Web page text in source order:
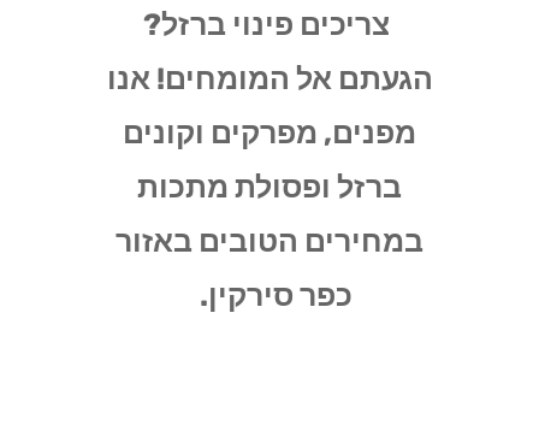
צריכים פינוי ברזל?
הגעתם אל המומחים! אנו
מפנים, מפרקים וקונים
ברזל ופסולת מתכות
במחירים הטובים באזור
כפר סירקין.